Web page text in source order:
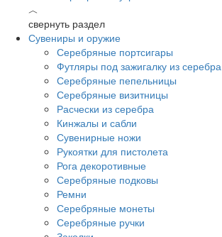
︿
свернуть раздел
Сувениры и оружие
Серебряные портсигары
Футляры под зажигалку из серебра
Серебряные пепельницы
Серебряные визитницы
Расчески из серебра
Кинжалы и сабли
Сувенирные ножи
Рукоятки для пистолета
Рога декоротивные
Серебряные подковы
Ремни
Серебряные монеты
Серебряные ручки